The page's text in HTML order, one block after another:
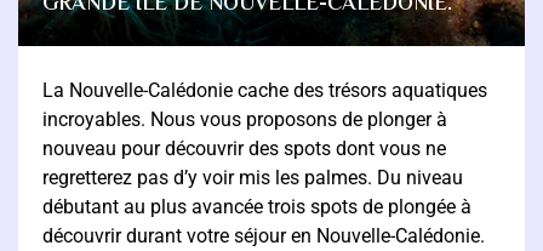
La Nouvelle-Calédonie cache des trésors aquatiques
incroyables. Nous vous proposons de plonger à
nouveau pour découvrir des spots dont vous ne
regretterez pas d’y voir mis les palmes. Du niveau
débutant au plus avancée trois spots de plongée à
découvrir durant votre séjour en Nouvelle-Calédonie.